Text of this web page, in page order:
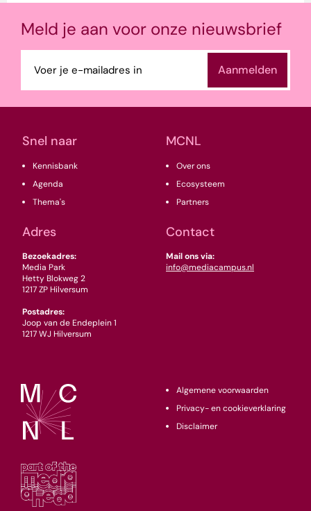
Snel naar
Kennisbank
Agenda
Thema's
MCNL
Over ons
Ecosysteem
Partners
Adres
Bezoekadres:
Media Park
Hetty Blokweg 2
1217 ZP Hilversum
Postadres:
Joop van de Endeplein 1
1217 WJ Hilversum
Contact
Mail ons via:
info@mediacampus.nl
Meld je aan voor onze nieuwsbrief
mailadres
(Vereist)
Algemene voorwaarden
Privacy- en cookieverklaring
Disclaimer